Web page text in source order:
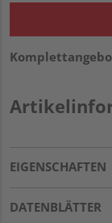
EIGENSCHAFTEN
DATENBLÄTTER